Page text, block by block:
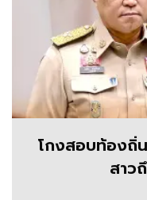
โกงสอบท้องถิ่
สาว